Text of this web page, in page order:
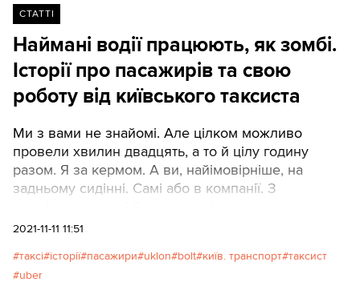
СТАТТІ
Наймані водії працюють, як зомбі.
Історії про пасажирів та свою
роботу від київського таксиста
Ми з вами не знайомі. Але цілком можливо
провели хвилин двадцять, а то й цілу годину
разом. Я за кермом. А ви, найімовірніше, на
задньому сидінні. Самі або в компанії. З
Чи в обіймах коханих. Буває, що нетверезі, інколи
носом.На нас, таксистів, рідко коли звертають
увагу. Ми просто є. Як додаток до автомобіля.
2021-11-11 11:51
таксі історії пасажири uklon bolt київ. транспорт таксист
uber